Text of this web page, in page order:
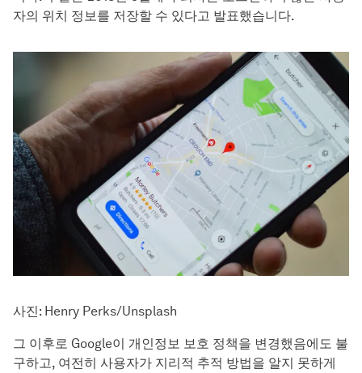
자의 위치 정보를 저장할 수 있다고 발표했습니다.
사진: Henry Perks/Unsplash
그 이후로 Google이 개인정보 보호 정책을 변경했음에도 불
구하고, 여전히 사용자가 지리적 추적 방법을 알지 못하게